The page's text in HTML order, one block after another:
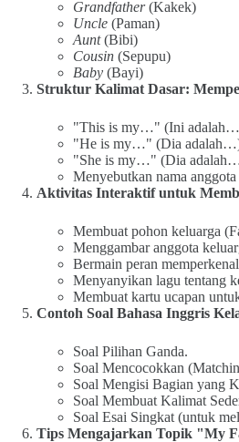
Grandfather(Kakek)
Uncle (Paman)
Aunt(Bibi)
Cousin (Sepupu)
Baby (Bayi)
Struktur Kalimat Dasar:
"This is my…" (Ini
"He is my…" (Dia
"She is my…" (Dia
Menyebutkan nama
Aktivitas Interaktif untuk
Membuat pohon keluarga
Menggambar anggota
Bermain peran
Menyanyikan lagu tentang
Membuat kartu ucapan
Contoh Soal Bahasa Inggris
Soal Pilihan Ganda.
Soal Mencocokkan
Soal Mengisi Bagian yang
Soal Membuat Kalimat
Soal Esai Singkat (untuk
Tips Mengajarkan Topik "My